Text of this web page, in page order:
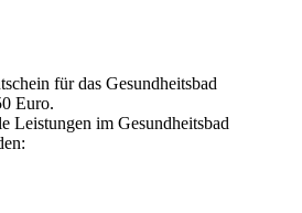
für das Gesundheitsbad
Euro.
Leistungen im Gesundheitsbad